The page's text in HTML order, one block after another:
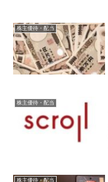
株主優待・配当
株主優待・配当
株主優待・配当